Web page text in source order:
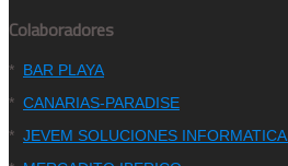
Colaboradores
* BAR PLAYA
* CANARIAS-PARADISE
* JEVEM SOLUCIONES